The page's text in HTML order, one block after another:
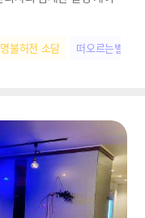
명불허전 소담 떠오르는별 아린